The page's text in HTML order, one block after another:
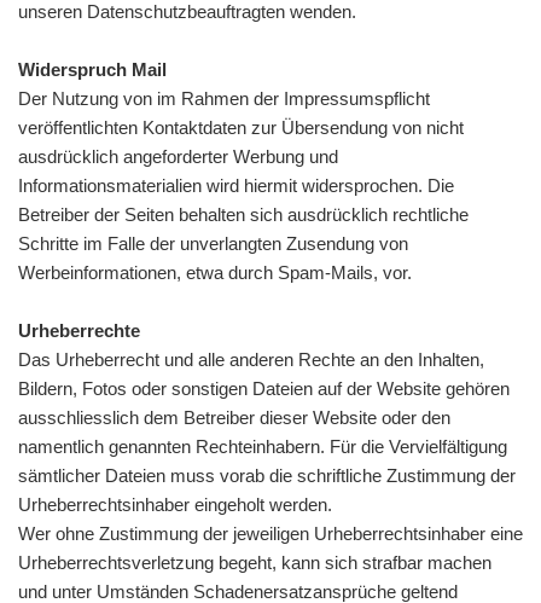
unseren Datenschutzbeauftragten wenden.
Widerspruch Mail
Der Nutzung von im Rahmen der Impressumspflicht
veröffentlichten Kontaktdaten zur Übersendung von nicht
ausdrücklich angeforderter Werbung und
Informationsmaterialien wird hiermit widersprochen. Die
Betreiber der Seiten behalten sich ausdrücklich rechtliche
Schritte im Falle der unverlangten Zusendung von
Werbeinformationen, etwa durch Spam-Mails, vor.
Urheberrechte
Das Urheberrecht und alle anderen Rechte an den Inhalten,
Bildern, Fotos oder sonstigen Dateien auf der Website gehören
ausschliesslich dem Betreiber dieser Website oder den
namentlich genannten Rechteinhabern. Für die Vervielfältigung
sämtlicher Dateien muss vorab die schriftliche Zustimmung der
Urheberrechtsinhaber eingeholt werden.
Wer ohne Zustimmung der jeweiligen Urheberrechtsinhaber eine
Urheberrechtsverletzung begeht, kann sich strafbar machen
und unter Umständen Schadenersatzansprüche geltend